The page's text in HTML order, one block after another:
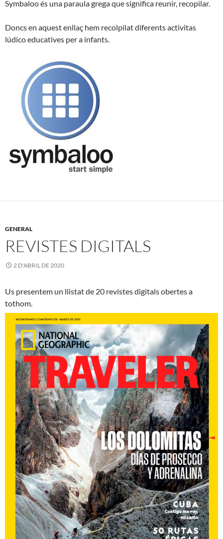
Symbaloo és una paraula grega que significa reunir, recopilar.
Doncs en aquest enllaç hem recolpilat diferents activitas
lúdico educatives per a infants.
GENERAL
REVISTES DIGITALS
2 D'ABRIL DE 2020
Us presentem un llistat de 20 revistes digitals obertes a
tothom.